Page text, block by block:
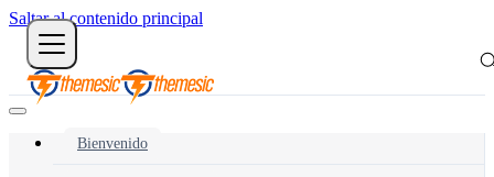
Saltar al contenido principal
Bienvenido